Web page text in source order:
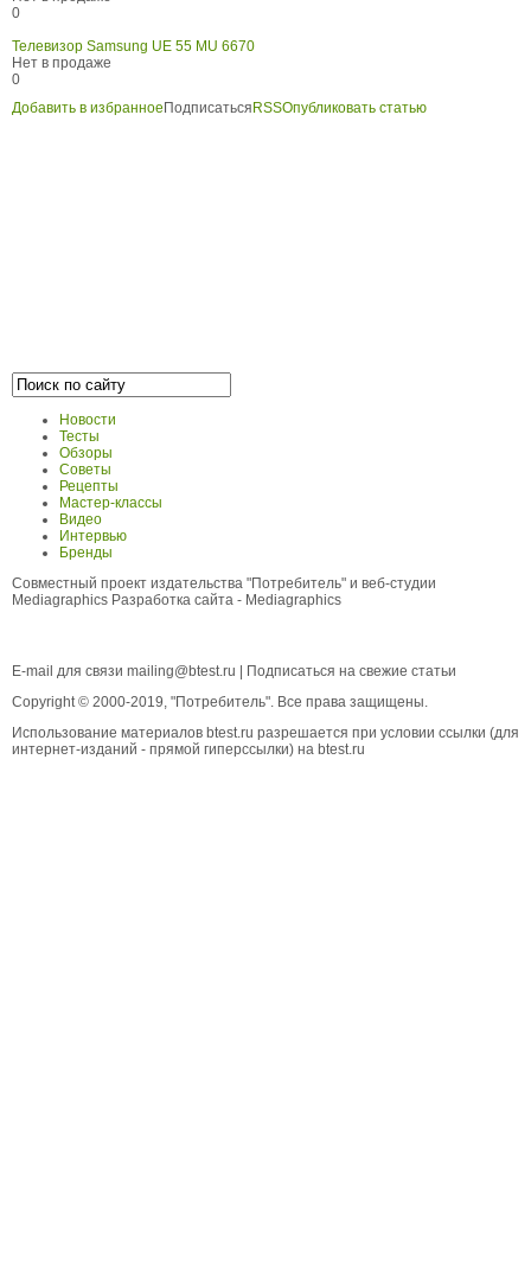
0
Телевизор Samsung UE 55 MU 6670
Нет в продаже
0
Добавить в избранное Подписаться RSSОпубликовать статью
Новости
Тесты
Обзоры
Советы
Рецепты
Мастер-классы
Видео
Интервью
Бренды
Совместный проект издательства "Потребитель" и веб-студии
Mediagraphics Разработка сайта - Mediagraphics
E-mail для связи mailing@btest.ru
Подписаться на свежие статьи
Copyright © 2000-2019, "Потребитель". Все права защищены.
Использование материалов btest.ru разрешается при условии ссылки (для
интернет-изданий - прямой гиперссылки) на btest.ru